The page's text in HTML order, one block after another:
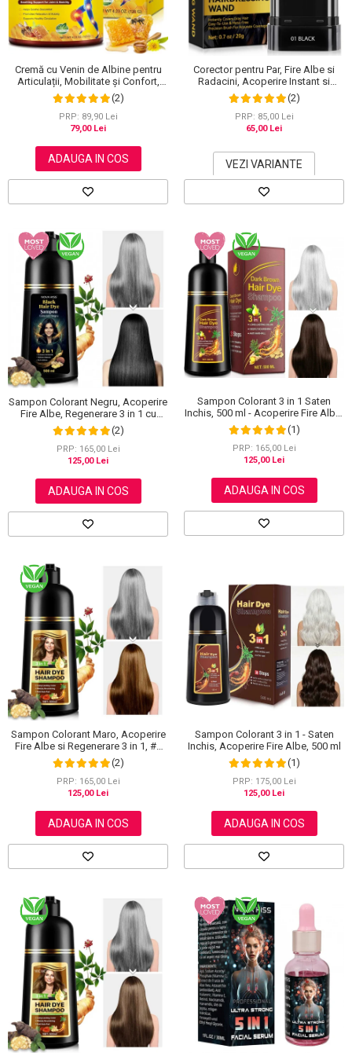
Scrub / Balsam de buze
Netestate pe Animale
Cremă cu Venin de Albine pentru
Articulații, Mobilitate și Confort,
120 g
(2)
PRP: 89,90 Lei
79,00 Lei
ADAUGA IN COS
Corector pentru Par, Fire Albe si
Radacini, Acoperire Instant si
Rezistenta la Transfer, 20 g
(2)
PRP: 85,00 Lei
65,00 Lei
VEZI VARIANTE
Sampon Colorant Negru, Acoperire
Fire Albe, Regenerare 3 in 1 cu
Ghimbir, 500 ml
(2)
PRP: 165,00 Lei
125,00 Lei
ADAUGA IN COS
Sampon Colorant 3 in 1 Saten
Inchis, 500 ml - Acoperire Fire Albe,
Hranire si Anti-Cadere
(1)
PRP: 165,00 Lei
125,00 Lei
ADAUGA IN COS
Sampon Colorant Maro, Acoperire
Fire Albe si Regenerare 3 in 1, #2
Brown, 500 ml
(2)
PRP: 165,00 Lei
125,00 Lei
ADAUGA IN COS
Sampon Colorant 3 in 1 - Saten
Inchis, Acoperire Fire Albe, 500 ml
(1)
PRP: 175,00 Lei
125,00 Lei
ADAUGA IN COS